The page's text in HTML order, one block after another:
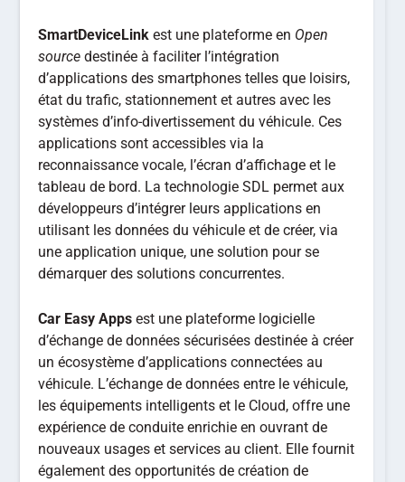
SmartDeviceLink est une plateforme en Open
source destinée à faciliter l’intégration
d’applications des smartphones telles que loisirs,
état du trafic, stationnement et autres avec les
systèmes d’info-divertissement du véhicule. Ces
applications sont accessibles via la
reconnaissance vocale, l’écran d’affichage et le
tableau de bord. La technologie SDL permet aux
développeurs d’intégrer leurs applications en
utilisant les données du véhicule et de créer, via
une application unique, une solution pour se
démarquer des solutions concurrentes.
Car Easy Apps est une plateforme logicielle
d’échange de données sécurisées destinée à créer
un écosystème d’applications connectées au
véhicule. L’échange de données entre le véhicule,
les équipements intelligents et le Cloud, offre une
expérience de conduite enrichie en ouvrant de
nouveaux usages et services au client. Elle fournit
également des opportunités de création de